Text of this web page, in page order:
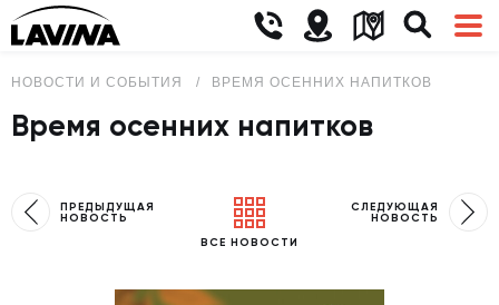
НОВОСТИ И СОБЫТИЯ ВРЕМЯ ОСЕННИХ НАПИТКОВ
Время осенних напитков
ПРЕДЫДУЩАЯ
НОВОСТЬ
ВСЕ НОВОСТИ
СЛЕДУЮЩАЯ
НОВОСТЬ